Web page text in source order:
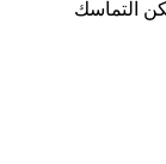
التماسك